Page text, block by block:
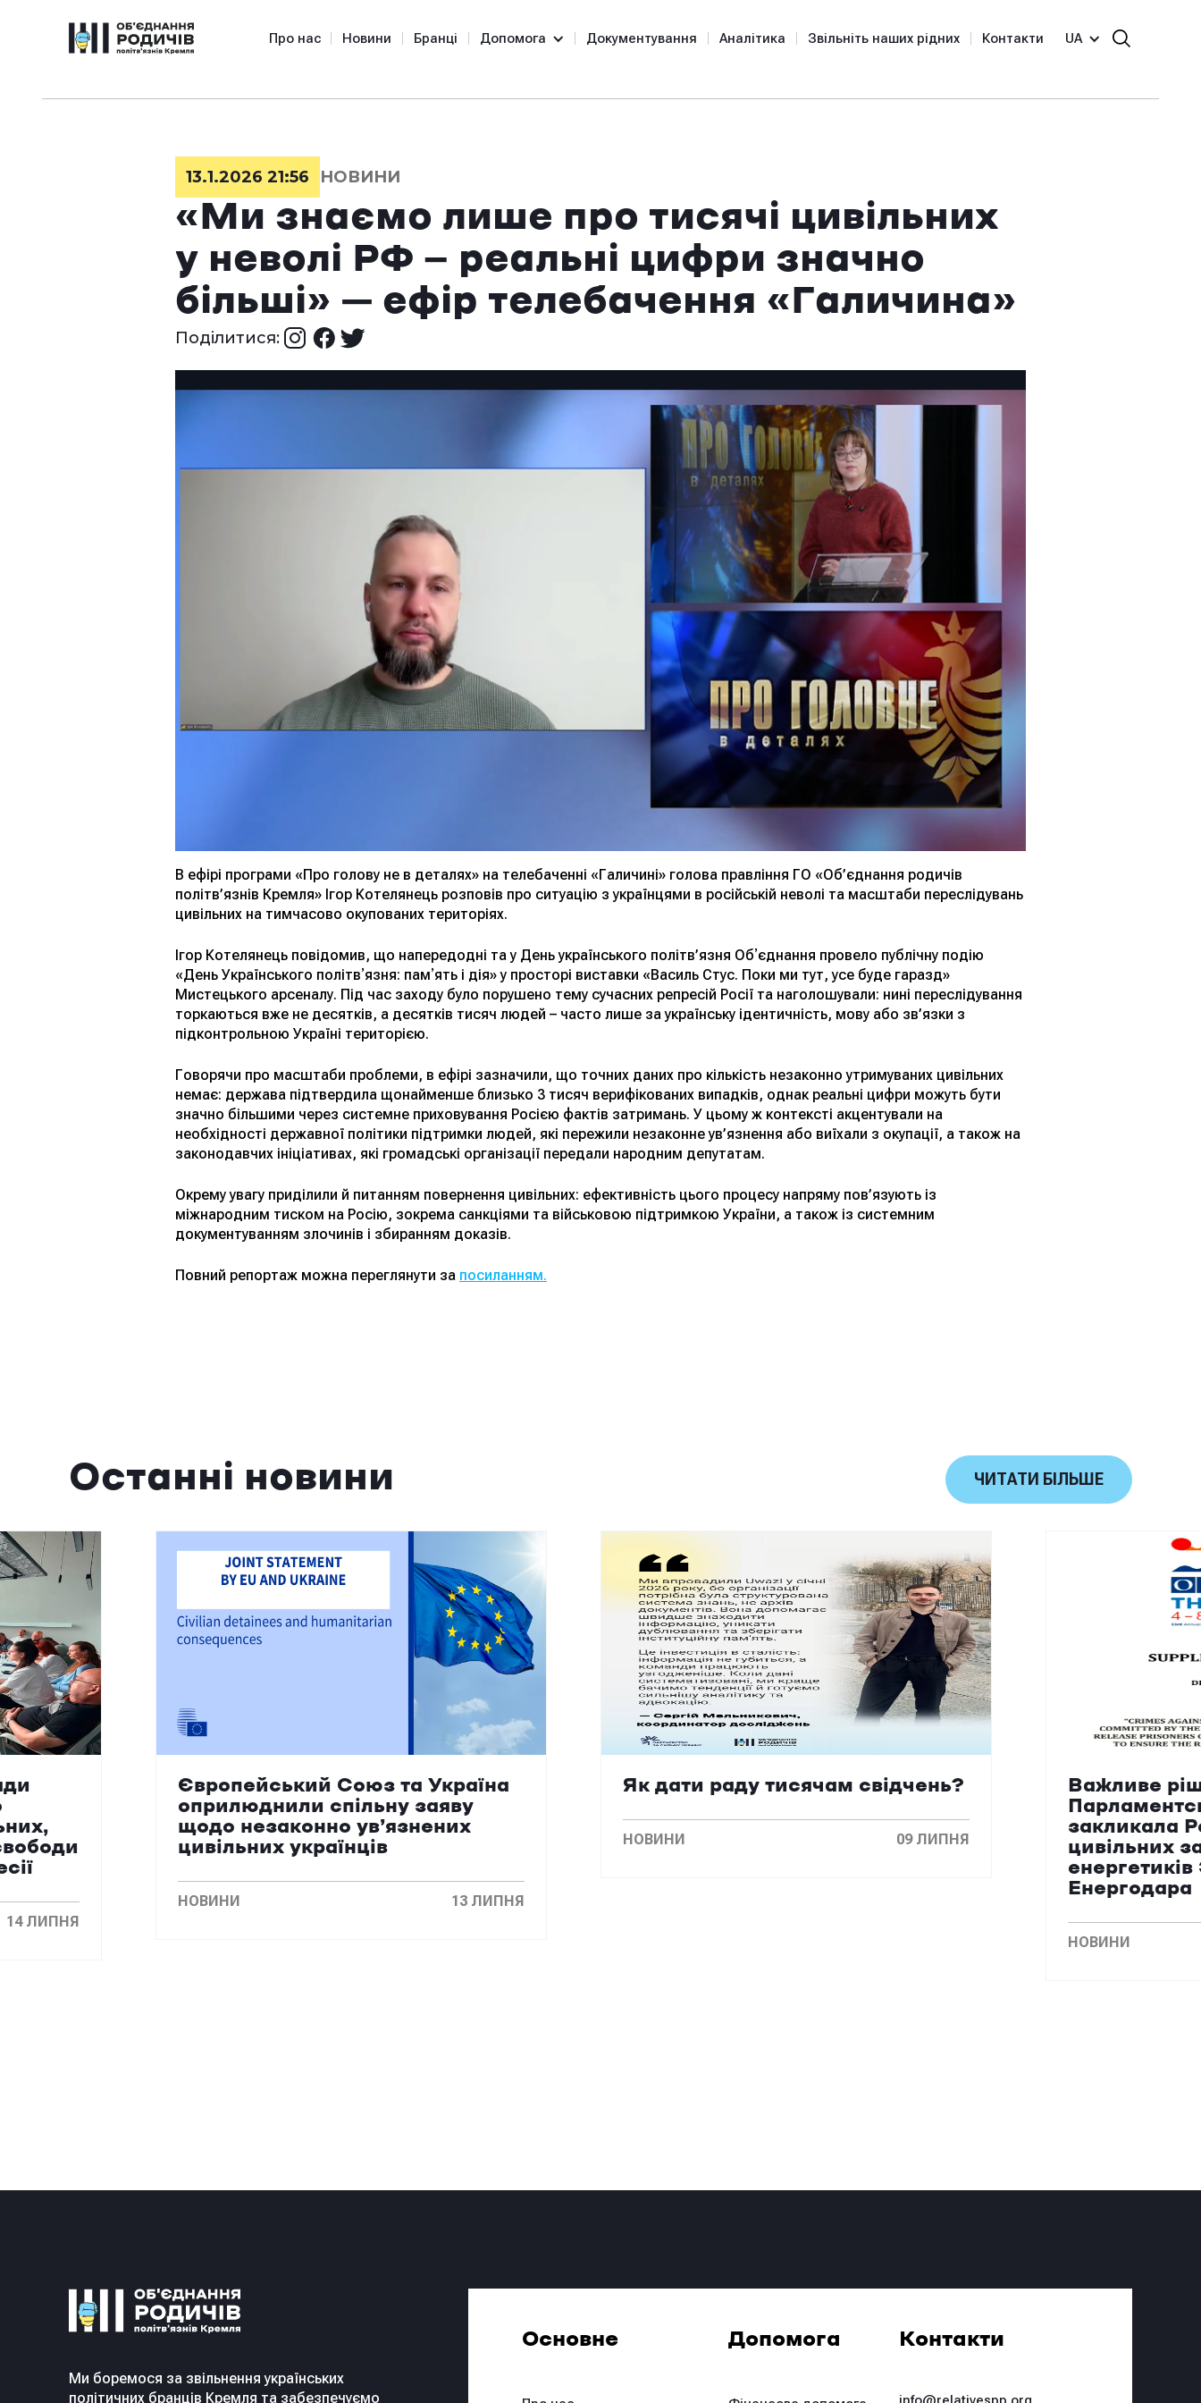
Про нас Новини Бранці Допомога Документування Аналітика Звільніть наших рідних Контакти UA
13.1.2026 21:56 НОВИНИ
«Ми знаємо лише про тисячі цивільних
у неволі РФ — реальні цифри значно
більші» – ефір телебачення «Галичина»
Поділитися:
В ефірі програми «Про голову не в деталях» на телебаченні «Галичині» голова правління ГО «Об’єднання родичів
політв’язнів Кремля» Ігор Котелянець розповів про ситуацію з українцями в російській неволі та масштаби переслідувань
цивільних на тимчасово окупованих територіях.
Ігор Котелянець повідомив, що напередодні та у День українського політв’язня Обʼєднання провело публічну подію
«День Українського політвʼязня: памʼять і дія» у просторі виставки «Василь Стус. Поки ми тут, усе буде гаразд»
Мистецького арсеналу. Під час заходу було порушено тему сучасних репресій Росії та наголошували: нині переслідування
торкаються вже не десятків, а десятків тисяч людей – часто лише за українську ідентичність, мову або зв’язки з
підконтрольною Україні територією.
Говорячи про масштаби проблеми, в ефірі зазначили, що точних даних про кількість незаконно утримуваних цивільних
немає: держава підтвердила щонайменше близько 3 тисяч верифікованих випадків, однак реальні цифри можуть бути
значно більшими через системне приховування Росією фактів затримань. У цьому ж контексті акцентували на
необхідності державної політики підтримки людей, які пережили незаконне ув’язнення або виїхали з окупації, а також на
законодавчих ініціативах, які громадські організації передали народним депутатам.
Окрему увагу приділили й питанням повернення цивільних: ефективність цього процесу напряму пов’язують із
міжнародним тиском на Росію, зокрема санкціями та військовою підтримкою України, а також із системним
документуванням злочинів і збиранням доказів.
Повний репортаж можна переглянути за посиланням.
Останні новини ЧИТАТИ БІЛЬШЕ
14 ЛИПНЯ
Європейський Союз та Україна
оприлюднили спільну заяву
щодо незаконно ув’язнених
цивільних українців
НОВИНИ 13 ЛИПНЯ
Як дати раду тисячам свідчень?
НОВИНИ 09 ЛИПНЯ
Важливе
закликала
цивільних
Енергодара
НОВИНИ
Ми боремося за звільнення українських
політичних бранців Кремля та забезпечуємо
Основне Допомога Контакти